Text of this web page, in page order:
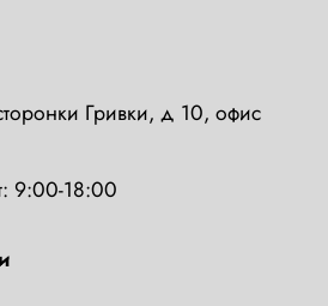
Гривки, д 10, офис
9:00-18:00